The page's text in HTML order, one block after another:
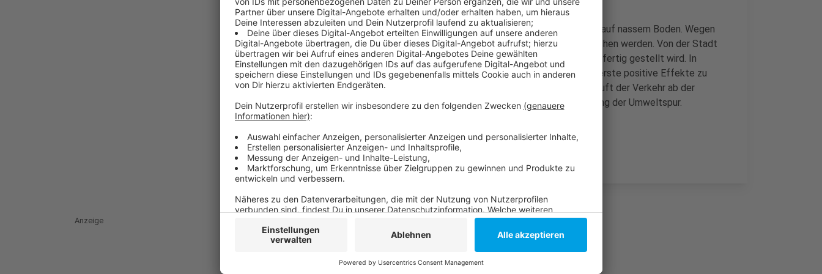
Die Farbe, mit der die Umweltspur aufgesprüht wird, haftet nicht auf nassem Boden. Wegen
des Regens müssen die Arbeiten deshalb immer wieder unterbrochen werden. Von der Stadt
haben wir erfahren, dass sie heute also wahrscheinlich nicht mehr fertig gestellt wird. In
Sachen Umweltspur scheint es, was den Stau angeht, aber auch erste positive Effekte zu
geben, sagt die Stadt. Obwohl es sich davor immer noch staut, läuft der Verkehr ab der
Moorenstraße stadteinwärts jetzt flüssiger, als noch vor Einführung der Umweltspur.
Anzeige